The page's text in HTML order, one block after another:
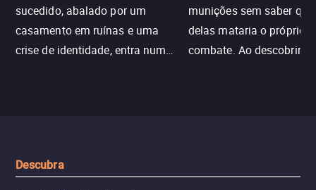
sucedido, abalado por um
casamento em ruínas e uma
crise de identidade, entra num
munições sem saber
delas mataria o próprio
combate. Ao descobrir a
Descubra